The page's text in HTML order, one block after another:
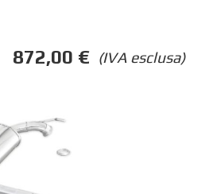
(IVA esclusa)
872,00 €